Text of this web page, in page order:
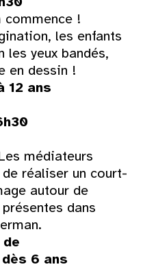
commence !
les enfants
les yeux bandés,
en dessin !
12 ans
médiateurs
réaliser un court-
autour de
dans
6 ans